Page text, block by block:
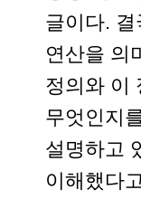
글이다.
연산을 의
정의와 이
무엇인지
설명하고
이해했다